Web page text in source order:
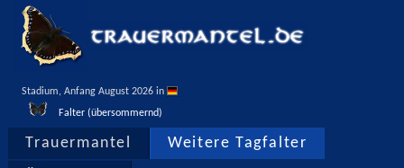
Stadium, Anfang August 2026 in
Falter (übersommernd)
Trauermantel Weitere Tagfalter